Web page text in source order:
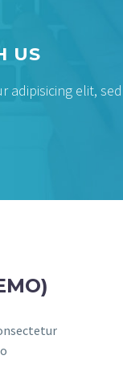
US
adipisicing elit, sed